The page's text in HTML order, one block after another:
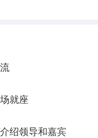
就座
绍领导和嘉宾